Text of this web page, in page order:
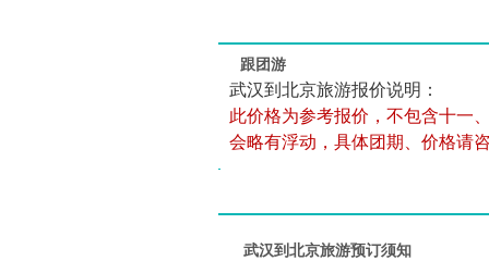
跟团游
武汉到北京旅游报价说明：
此价格为参考报价，不包含十一
会略有浮动，具体团期、价格请
武汉到北京旅游预订须知